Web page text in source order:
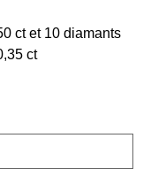
ct et 10 diamants
ct